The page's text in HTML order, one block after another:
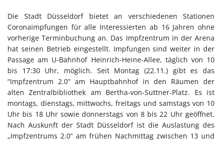
Die Stadt Düsseldorf bietet an verschiedenen Stationen
Coronaimpfungen für alle Interessierten ab 16 Jahren ohne
vorherige Terminbuchung an. Das Impfzentrum in der Arena
hat seinen Betrieb eingestellt. Impfungen sind weiter in der
Passage am U-Bahnhof Heinrich-Heine-Allee, täglich von 10
bis 17:30 Uhr, möglich. Seit Montag (22.11.) gibt es das
“Impfzentrum 2.0” am Hauptbahnhof in den Räumen der
alten Zentralbibliothek am Bertha-von-Suttner-Platz. Es ist
montags, dienstags, mittwochs, freitags und samstags von 10
Uhr bis 18 Uhr sowie donnerstags von 8 bis 22 Uhr geöffnet.
Nach Auskunft der Stadt Düsseldorf ist die Auslastung des
„Impfzentrums 2.0“ am frühen Nachmittag zwischen 13 und